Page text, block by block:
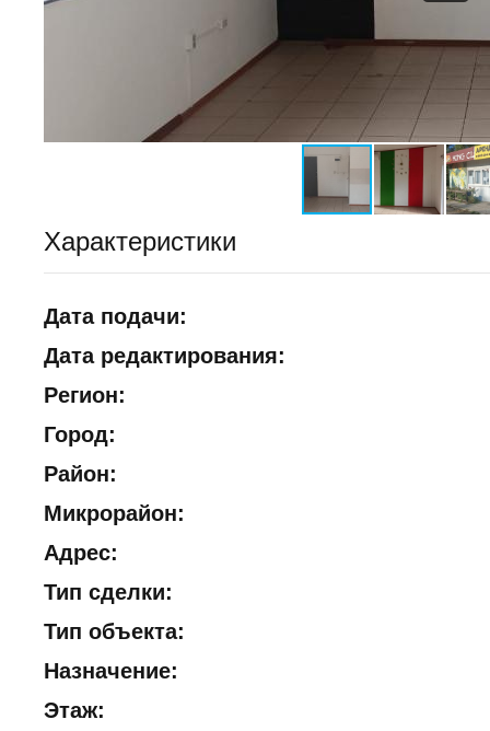
Характеристики
Дата подачи:
Дата редактирования:
Регион:
Город:
Район:
Микрорайон:
Адрес:
Тип сделки:
Тип объекта:
Назначение:
Этаж: